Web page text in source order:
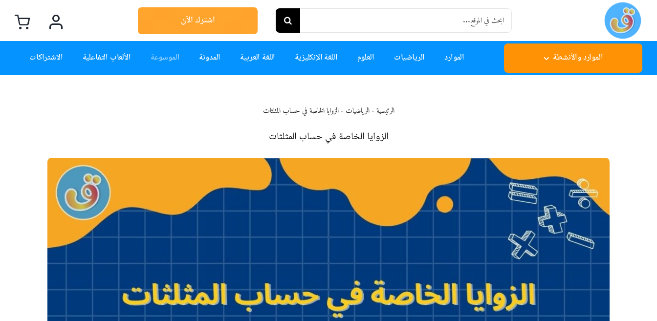
content
Search
for:
اشترك الآن
الموارد والأنشطة الموارد الرياضيات العلوم اللغة الإنكليزية اللغة العربية المدونة الموسوعة الألعاب التفاعلية الاشتراكات
الرئيسية-الرياضيات -الزوايا الخاصة في حساب المثلثات
الزوايا الخاصة في حساب المثلثات